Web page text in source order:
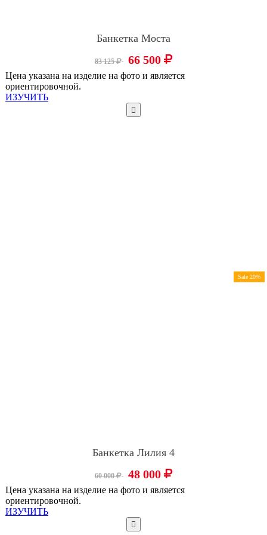
Банкетка Моста
83 125 66 500
Цена указана на изделие на фото и является
ориентировочной.
ИЗУЧИТЬ
Sale 20%
Банкетка Лилия 4
60 000 48 000
Цена указана на изделие на фото и является
ориентировочной.
ИЗУЧИТЬ